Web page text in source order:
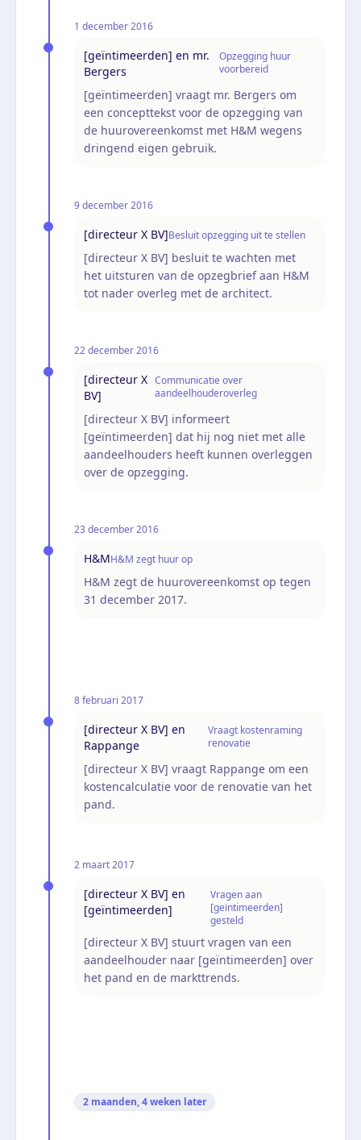
1 december 2016
[geïntimeerden] en mr.
Bergers
Opzegging huur
voorbereid
[geïntimeerden] vraagt mr. Bergers om
een concepttekst voor de opzegging van
de huurovereenkomst met H&M wegens
dringend eigen gebruik.
9 december 2016
[directeur X BV]Besluit opzegging uit te stellen
[directeur X BV] besluit te wachten met
het uitsturen van de opzegbrief aan H&M
tot nader overleg met de architect.
22 december 2016
[directeur X
BV]
Communicatie over
aandeelhouderoverleg
[directeur X BV] informeert
[geïntimeerden] dat hij nog niet met alle
aandeelhouders heeft kunnen overleggen
over de opzegging.
23 december 2016
H&MH&M zegt huur op
H&M zegt de huurovereenkomst op tegen
31 december 2017.
8 februari 2017
[directeur X BV] en
Rappange
Vraagt kostenraming
renovatie
[directeur X BV] vraagt Rappange om een
kostencalculatie voor de renovatie van het
pand.
2 maart 2017
[directeur X BV] en
[geïntimeerden]
Vragen aan
[geïntimeerden]
gesteld
[directeur X BV] stuurt vragen van een
aandeelhouder naar [geïntimeerden] over
het pand en de markttrends.
2 maanden, 4 weken later